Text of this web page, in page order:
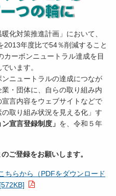
化対策推進計画」において、
年度比で54％削減すること
ーボンニュートラル達成を目
います。
ニュートラルの達成につなが
・団体に、自らの取り組み内
言内容をウェブサイトなどで
取り組み状況を見える化」す
宣言登録制度」 を、令和５年
ご登録をお願いします。
ちらから（PDFをダウンロード